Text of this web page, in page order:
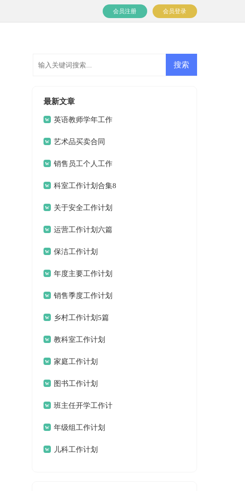
会员登录
会员注册
最新文章
英语教师学年工作
计划艺术品买卖合同
销售员工个人工作
计划科室工作计划合集8
篇 关于安全工作计划
锦集十篇
运营工作计划六篇
保洁工作计划
年度主要工作计划
三篇销售季度工作计划
15篇乡村工作计划5篇
教科室工作计划
家庭工作计划
图书工作计划
班主任开学工作计
划 年级组工作计划
儿科工作计划